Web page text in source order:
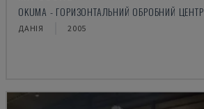
OKUMA - ГОРИЗОНТАЛЬНИЙ ОБРОБНИЙ ЦЕНТР
ДАНІЯ 2005